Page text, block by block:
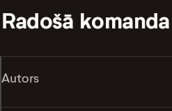
Radošā komanda
Autors